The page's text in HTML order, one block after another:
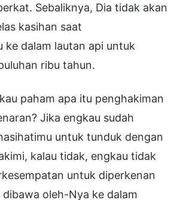
Sebaliknya, Dia tidak akan
kasihan saat
ke dalam lautan api untuk
ribu tahun.
paham apa itu penghakiman
Jika engkau sudah
untuk tunduk dengan
kalau tidak, engkau tidak
untuk diperkenan
oleh-Nya ke dalam